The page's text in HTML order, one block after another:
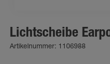
Lichtscheibe
Artikelnummer: 1106988